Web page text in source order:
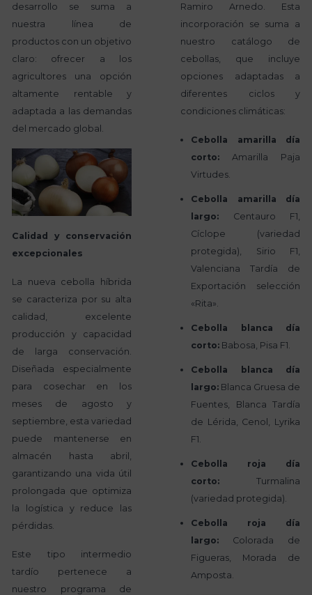
desarrollo se suma a
nuestra línea de
productos con un objetivo
claro: ofrecer a los
agricultores una opción
altamente rentable y
adaptada a las demandas
del mercado global.
Calidad y conservación
excepcionales
La nueva cebolla híbrida
se caracteriza por su alta
calidad, excelente
producción y capacidad
de larga conservación.
Diseñada especialmente
para cosechar en los
meses de agosto y
septiembre, esta variedad
puede mantenerse en
almacén hasta abril,
garantizando una vida útil
prolongada que optimiza
la logística y reduce las
pérdidas.
Este tipo intermedio
tardío pertenece a
nuestro programa de
Ramiro Arnedo. Esta
incorporación se suma a
nuestro catálogo de
cebollas, que incluye
opciones adaptadas a
diferentes ciclos y
condiciones climáticas:
Cebolla amarilla día
corto: Amarilla Paja
Virtudes.
Cebolla amarilla día
largo: Centauro F1,
Cíclope (variedad
protegida), Sirio F1,
Valenciana Tardía de
Exportación selección
«Rita».
Cebolla blanca día
corto: Babosa, Pisa F1.
Cebolla blanca día
largo: Blanca Gruesa de
Fuentes, Blanca Tardía
de Lérida, Cenol, Lyrika
F1.
Cebolla roja día
corto: Turmalina
(variedad protegida).
Cebolla roja día
largo: Colorada de
Figueras, Morada de
Amposta.